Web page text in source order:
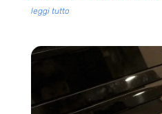
leggi tutto